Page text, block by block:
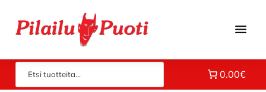
pääsisältöön
ensisijaiseen
sivupalkkiin
alatunnisteeseen
Pilailupuoti
Piloilla
0.00€